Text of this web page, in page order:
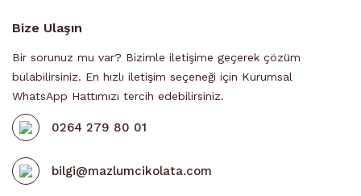
Bize Ulaşın
Bir sorunuz mu var? Bizimle iletişime geçerek çözüm
bulabilirsiniz. En hızlı iletişim seçeneği için Kurumsal
WhatsApp Hattımızı tercih edebilirsiniz.
0264 279 80 01
bilgi@mazlumcikolata.com